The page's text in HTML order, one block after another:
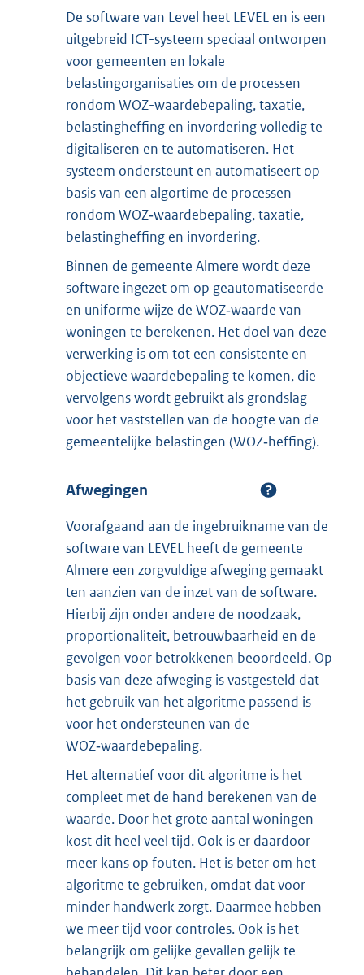
De software van Level heet LEVEL en is een
uitgebreid ICT-systeem speciaal ontworpen
voor gemeenten en lokale
belastingorganisaties om de processen
rondom WOZ-waardebepaling, taxatie,
belastingheffing en invordering volledig te
digitaliseren en te automatiseren. Het
systeem ondersteunt en automatiseert op
basis van een algortime de processen
rondom WOZ‑waardebepaling, taxatie,
belastingheffing en invordering.
Binnen de gemeente Almere wordt deze
software ingezet om op geautomatiseerde
en uniforme wijze de WOZ‑waarde van
woningen te berekenen. Het doel van deze
verwerking is om tot een consistente en
objectieve waardebepaling te komen, die
vervolgens wordt gebruikt als grondslag
voor het vaststellen van de hoogte van de
gemeentelijke belastingen (WOZ‑heffing).
Afwegingen
Voorafgaand aan de ingebruikname van de
software van LEVEL heeft de gemeente
Almere een zorgvuldige afweging gemaakt
ten aanzien van de inzet van de software.
Hierbij zijn onder andere de noodzaak,
proportionaliteit, betrouwbaarheid en de
gevolgen voor betrokkenen beoordeeld. Op
basis van deze afweging is vastgesteld dat
het gebruik van het algoritme passend is
voor het ondersteunen van de
WOZ‑waardebepaling.
Het alternatief voor dit algoritme is het
compleet met de hand berekenen van de
waarde. Door het grote aantal woningen
kost dit heel veel tijd. Ook is er daardoor
meer kans op fouten. Het is beter om het
algoritme te gebruiken, omdat dat voor
minder handwerk zorgt. Daarmee hebben
we meer tijd voor controles. Ook is het
belangrijk om gelijke gevallen gelijk te